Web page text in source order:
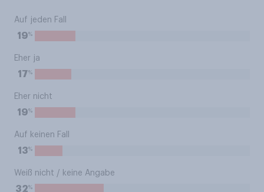
Auf jeden Fall
19%
Eher ja
17%
Eher nicht
19%
Auf keinen Fall
13%
Weiß nicht / keine Angabe
32%